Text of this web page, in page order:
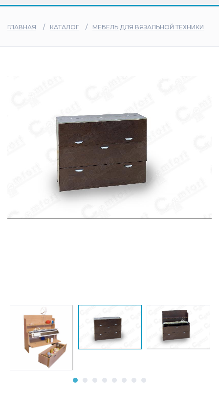
дилеры
ГЛАВНАЯ КАТАЛОГ МЕБЕЛЬ ДЛЯ ВЯЗАЛЬНОЙ ТЕХНИКИ